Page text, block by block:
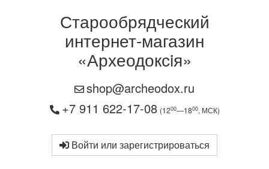
Старообрядческий
интернет-магазин
«Археодоксiя»
shop@archeodox.ru
+7 911 622-17-08 (1200—1800, МСК)
Войти или зарегистрироваться